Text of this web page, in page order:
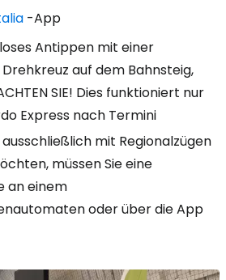
-App
Antippen mit einer
auf dem Bahnsteig,
SIE! Dies funktioniert nur
Express nach Termini
ausschließlich mit Regionalzügen
müssen Sie eine
an einem
oder über die App